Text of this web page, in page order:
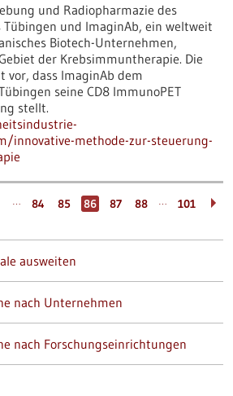
und Radiopharmazie des
und ImaginAb, ein weltweit
Biotech-Unternehmen,
der Krebsimmuntherapie. Die
vor, dass ImaginAb dem
seine CD8 ImmunoPET
stellt.
innovative-methode-zur-steuerung-
… 84 85 86 87 88 … 101
ausweiten
nach Unternehmen
nach Forschungseinrichtungen